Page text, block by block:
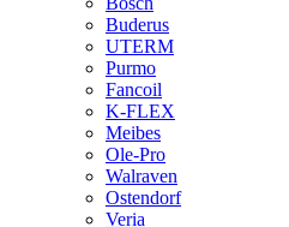
Buderus
UTERM
Purmo
Fancoil
K-FLEX
Meibes
Ole-Pro
Walraven
Ostendorf
Veria